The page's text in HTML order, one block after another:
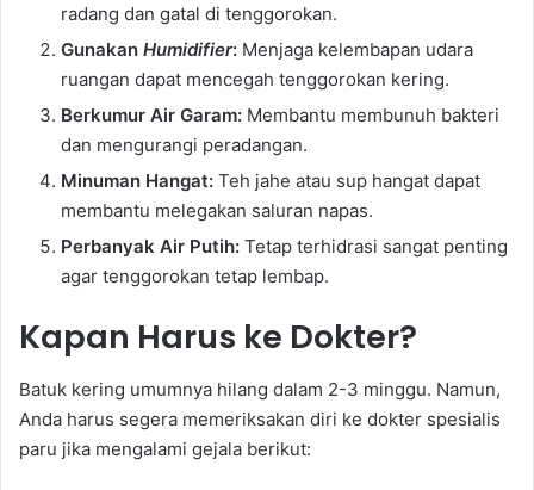
radang dan gatal di tenggorokan.
Gunakan Humidifier: Menjaga kelembapan udara
ruangan dapat mencegah tenggorokan kering.
Berkumur Air Garam: Membantu membunuh bakteri
dan mengurangi peradangan.
Minuman Hangat: Teh jahe atau sup hangat dapat
membantu melegakan saluran napas.
Perbanyak Air Putih: Tetap terhidrasi sangat penting
agar tenggorokan tetap lembap.
Kapan Harus ke Dokter?
Batuk kering umumnya hilang dalam 2-3 minggu. Namun,
Anda harus segera memeriksakan diri ke dokter spesialis
paru jika mengalami gejala berikut: